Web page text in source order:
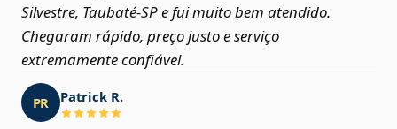
Silvestre, Taubaté‑SP e fui muito bem atendido.
Chegaram rápido, preço justo e serviço
extremamente confiável.
PR Patrick R.